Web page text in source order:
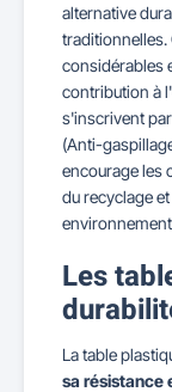
alternative
traditionnelles.
considérables
contribution à
s'inscrivent
(Anti-
encourage les
du recyclage
Les
La table
sa résistance